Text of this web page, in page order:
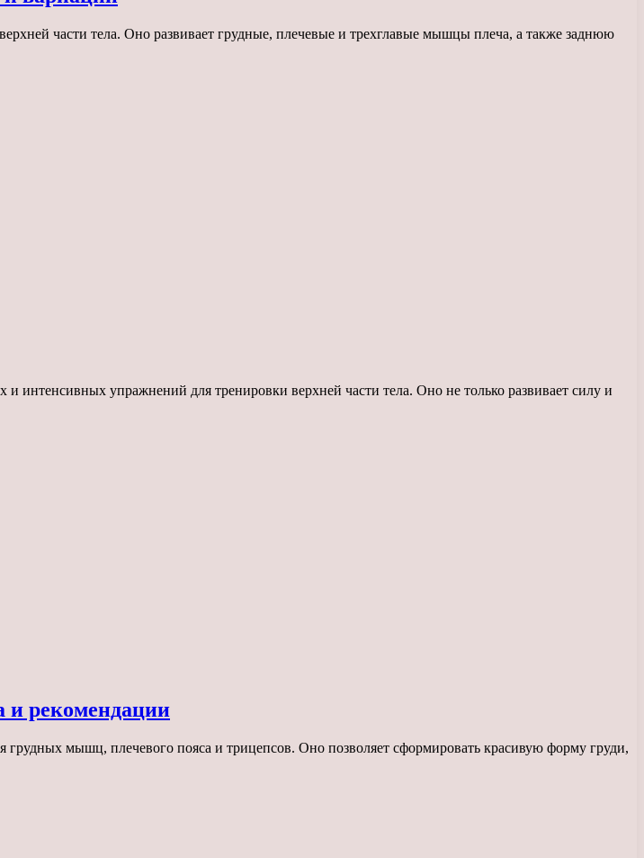
части тела. Оно развивает грудные, плечевые и трехглавые мышцы плеча, а также заднюю
упражнений для тренировки верхней части тела. Оно не только развивает силу и
и рекомендации
мышц, плечевого пояса и трицепсов. Оно позволяет сформировать красивую форму груди,